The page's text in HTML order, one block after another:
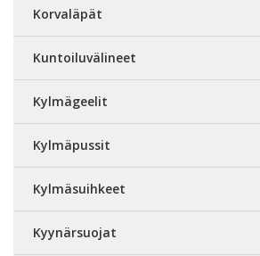
Korvaläpät
Kuntoiluvälineet
Kylmägeelit
Kylmäpussit
Kylmäsuihkeet
Kyynärsuojat